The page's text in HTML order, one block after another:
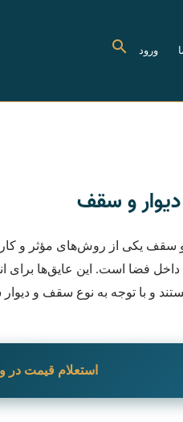
ورود
و سقف
سقف یکی از روش‌های مؤثر و
داخل فضا است. این عایق‌ها برای
و با توجه به نوع سقف و
استعلام قیمت در